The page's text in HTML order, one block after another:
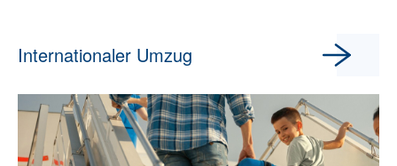
Internationaler Umzug